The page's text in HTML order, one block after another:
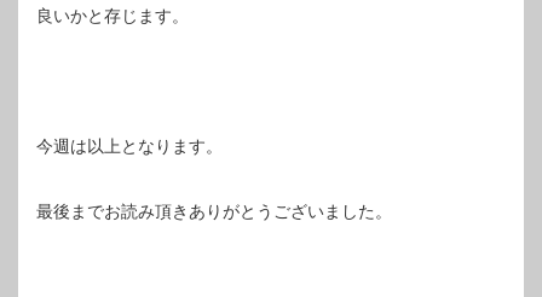
良いかと存じます。
今週は以上となります。
最後までお読み頂きありがとうございました。